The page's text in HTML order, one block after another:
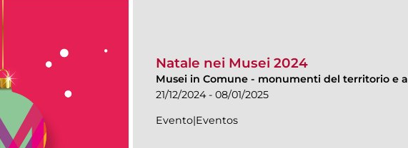
Natale nei Musei 2024
Musei in Comune - monumenti del territorio e
21/12/2024 - 08/01/2025
Evento|Eventos